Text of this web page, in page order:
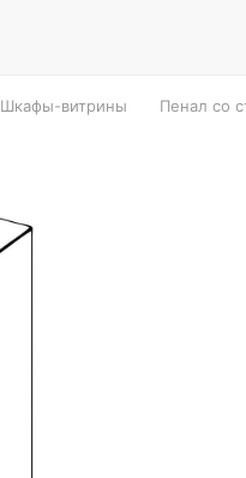
Шкафы-витрины Пенал со